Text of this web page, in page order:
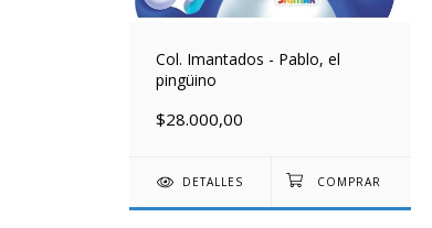
Col. Imantados - Pablo, el
pingüino
$28.000,00
DETALLES